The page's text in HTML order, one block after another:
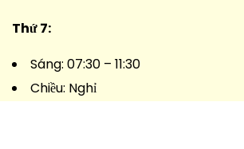
Thứ 7:
Sáng: 07:30 – 11:30
Chiều: Nghỉ